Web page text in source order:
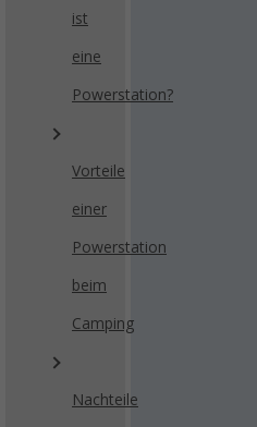
ist
eine
Powerstation?
Vorteile
einer
Powerstation
beim
Camping
Nachteile